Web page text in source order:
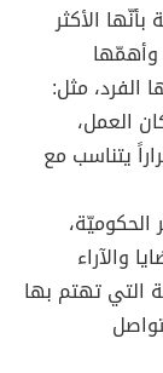
الأكثر
وأهمّها
الفرد، مثل:
العمل،
يتناسب مع
والآراء
التي تهتم بها